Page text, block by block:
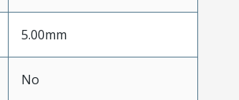
5.00mm
No